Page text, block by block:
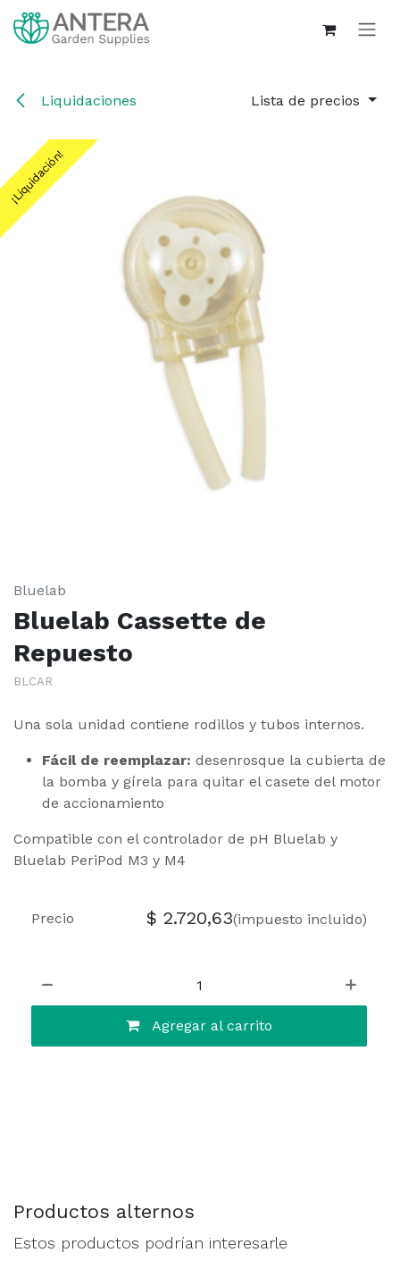
Ir al contenido
Liquidaciones Lista de precios
¡Liquidación!
Bluelab
Bluelab Cassette de
Repuesto
BLCAR
Una sola unidad contiene rodillos y tubos internos.
Fácil de reemplazar: desenrosque la cubierta de
la bomba y gírela para quitar el casete del motor
de accionamiento
Compatible con el controlador de pH Bluelab y
Bluelab PeriPod M3 y M4
Agregar al carrito
Precio $ 2.720,63(impuesto incluido)
Productos alternos
Estos productos podrían interesarle